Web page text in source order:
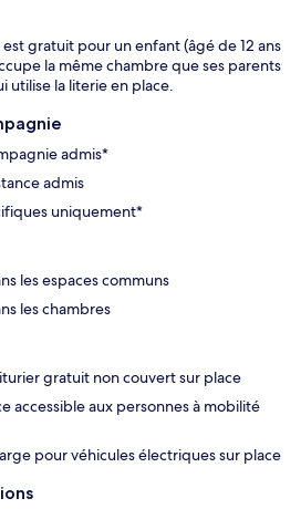
gratuit pour un enfant (âgé de 12 ans
la même chambre que ses parents
utilise la literie en place.
admis*
admis
uniquement*
les espaces communs
les chambres
gratuit non couvert sur place
accessible aux personnes à mobilité
pour véhicules électriques sur place